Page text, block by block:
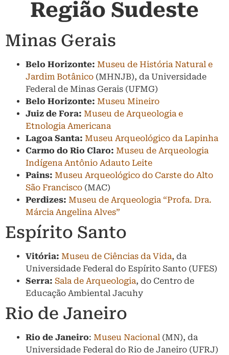
Região Sudeste
Minas Gerais
Belo Horizonte: Museu de História Natural e
Jardim Botânico (MHNJB), da Universidade
Federal de Minas Gerais (UFMG)
Belo Horizonte: Museu Mineiro
Juiz de Fora: Museu de Arqueologia e
Etnologia Americana
Lagoa Santa: Museu Arqueológico da Lapinha
Carmo do Rio Claro: Museu de Arqueologia
Indígena Antônio Adauto Leite
Pains: Museu Arqueológico do Carste do Alto
São Francisco (MAC)
Perdizes: Museu de Arqueologia “Profa. Dra.
Márcia Angelina Alves”
Espírito Santo
Vitória: Museu de Ciências da Vida, da
Universidade Federal do Espírito Santo (UFES)
Serra: Sala de Arqueologia, do Centro de
Educação Ambiental Jacuhy
Rio de Janeiro
Rio de Janeiro: Museu Nacional (MN), da
Universidade Federal do Rio de Janeiro (UFRJ)